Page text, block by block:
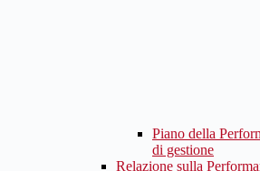
Piano della
di gestione
Relazione sulla